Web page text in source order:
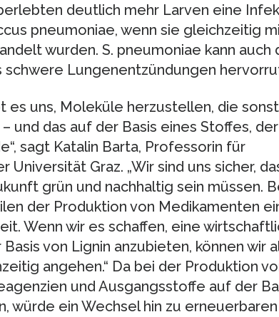
deutlich mehr Larven eine
pneumoniae, wenn sie gleichzeitig
wurden. S. pneumoniae kann auch
Lungenentzündungen
es uns, Moleküle herzustellen, die
und das auf der Basis eines Stoffes,
sagt Katalin Barta, Professorin für
Universität Graz. „Wir sind uns sicher,
grün und nachhaltig sein müssen.
der Produktion von Medikamenten
Wenn wir es schaffen, eine
von Lignin anzubieten, können wir
angehen.“ Da bei der Produktion
und Ausgangsstoffe auf der
würde ein Wechsel hin zu erneuerbaren